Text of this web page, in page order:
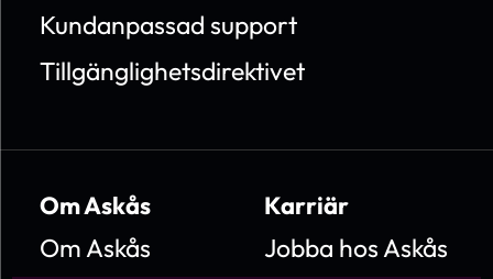
Kundanpassad support
Tillgänglighetsdirektivet
Om Askås
Om Askås
Karriär
Jobba hos Askås